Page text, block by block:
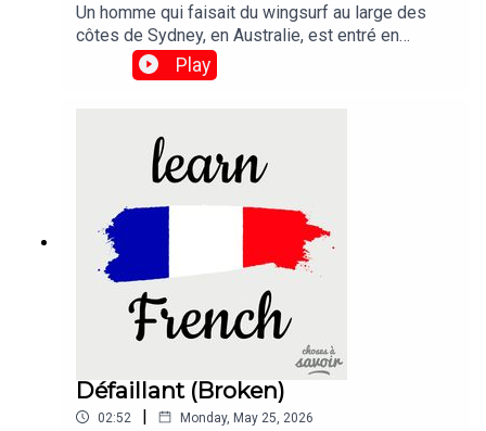
Un homme qui faisait du wingsurf au large des
côtes de Sydney, en Australie, est entré en
collision avec un baleineau qui sautait hors de
l'eau.Traduction :A man was taking part in the
Play
Défaillant (Broken)
02:52 | Monday, May 25, 2026